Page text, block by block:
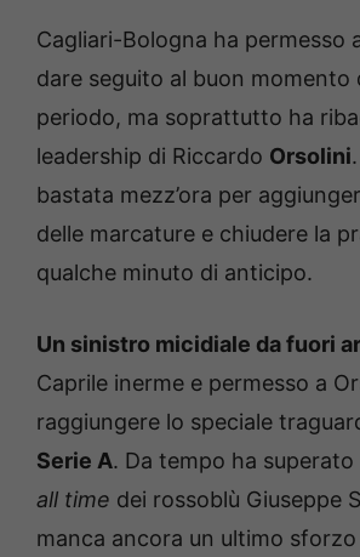
Cagliari-Bologna ha permesso
dare seguito al buon momento
periodo, ma soprattutto ha
leadership di Riccardo Orsolini
bastata mezz’ora per
delle marcature e chiudere la
qualche minuto di anticipo.
Un sinistro micidiale da fuori
Caprile inerme e permesso a
raggiungere lo speciale
Serie A. Da tempo ha superato
all time dei rossoblù Giuseppe
manca ancora un ultimo